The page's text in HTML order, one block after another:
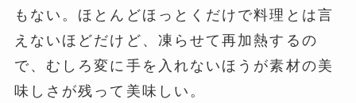
もない。 ほとんどほっとくだけで料理とは言
えないほどだけど、凍らせて再加熱するの
で、むしろ変に手を入れないほうが素材の美
味しさが残って美味しい。